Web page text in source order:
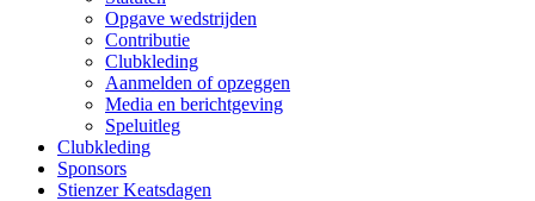
Opgave wedstrijden
Contributie
Clubkleding
Aanmelden of opzeggen
Media en berichtgeving
Speluitleg
Clubkleding
Sponsors
Stienzer Keatsdagen